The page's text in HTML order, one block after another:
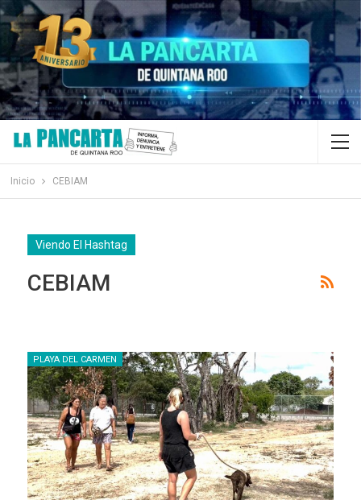
Inicio CEBIAM
Viendo El Hashtag
CEBIAM
PLAYA DEL CARMEN